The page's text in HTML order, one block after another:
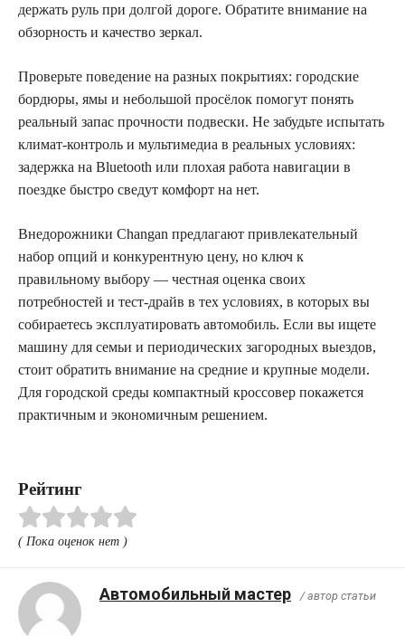
держать руль при долгой дороге. Обратите внимание на
обзорность и качество зеркал.
Проверьте поведение на разных покрытиях: городские
бордюры, ямы и небольшой просёлок помогут понять
реальный запас прочности подвески. Не забудьте испытать
климат-контроль и мультимедиа в реальных условиях:
задержка на Bluetooth или плохая работа навигации в
поездке быстро сведут комфорт на нет.
Внедорожники Changan предлагают привлекательный
набор опций и конкурентную цену, но ключ к
правильному выбору — честная оценка своих
потребностей и тест-драйв в тех условиях, в которых вы
собираетесь эксплуатировать автомобиль. Если вы ищете
машину для семьи и периодических загородных выездов,
стоит обратить внимание на средние и крупные модели.
Для городской среды компактный кроссовер покажется
практичным и экономичным решением.
Рейтинг
( Пока оценок нет )
Автомобильный мастер / автор статьи